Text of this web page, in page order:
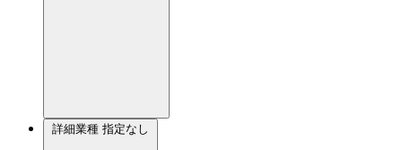
詳細業種 指定なし